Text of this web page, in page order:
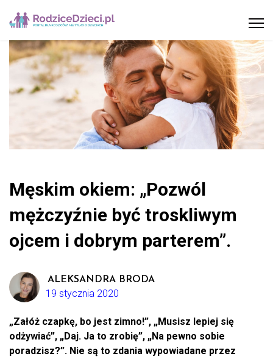
Męskim okiem: „Pozwól
mężczyźnie być troskliwym
ojcem i dobrym parterem”.
ALEKSANDRA BRODA
19 stycznia 2020
„Załóż czapkę, bo jest zimno!”, „Musisz lepiej się
odżywiać”, „Daj. Ja to zrobię”, „Na pewno sobie
poradzisz?”. Nie są to zdania wypowiadane przez